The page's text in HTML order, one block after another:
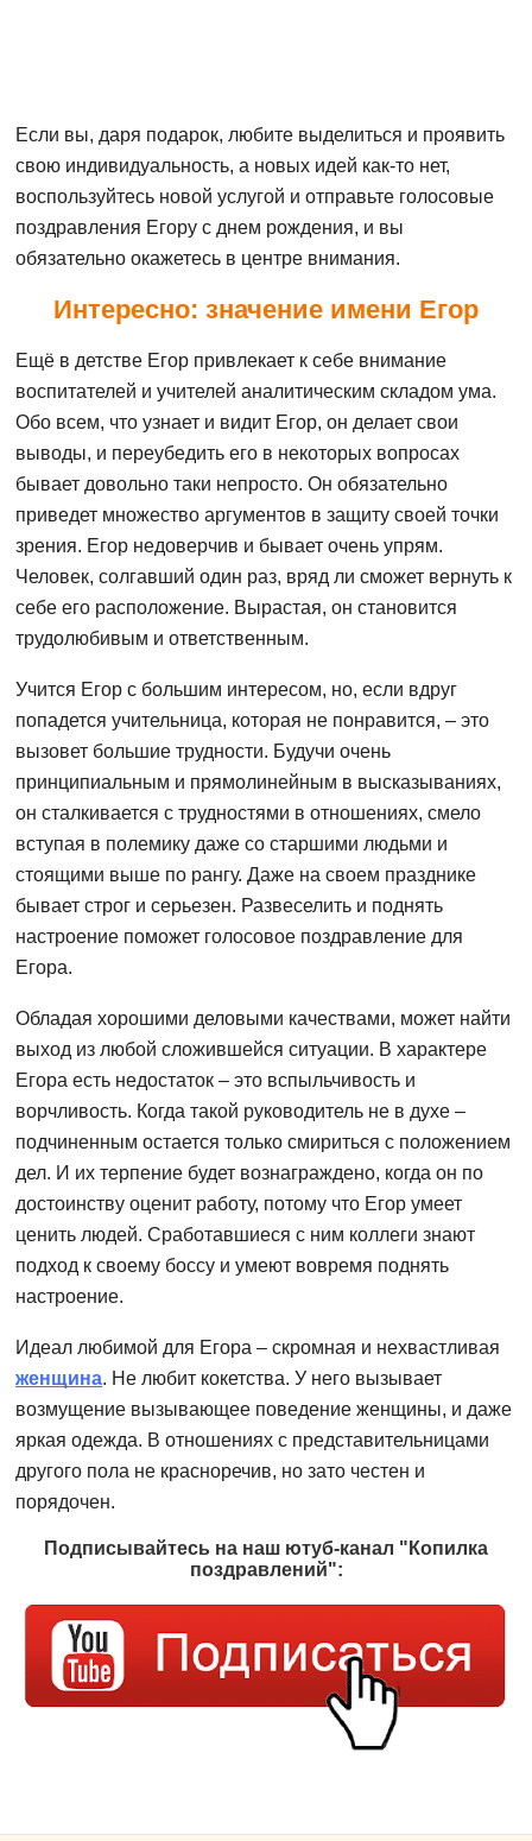
Если вы, даря подарок, любите выделиться и проявить
свою индивидуальность, а новых идей как-то нет,
воспользуйтесь новой услугой и отправьте голосовые
поздравления Егору с днем рождения, и вы
обязательно окажетесь в центре внимания.
Интересно: значение имени Егор
Ещё в детстве Егор привлекает к себе внимание
воспитателей и учителей аналитическим складом ума.
Обо всем, что узнает и видит Егор, он делает свои
выводы, и переубедить его в некоторых вопросах
бывает довольно таки непросто. Он обязательно
приведет множество аргументов в защиту своей точки
зрения. Егор недоверчив и бывает очень упрям.
Человек, солгавший один раз, вряд ли сможет вернуть к
себе его расположение. Вырастая, он становится
трудолюбивым и ответственным.
Учится Егор с большим интересом, но, если вдруг
попадется учительница, которая не понравится, – это
вызовет большие трудности. Будучи очень
принципиальным и прямолинейным в высказываниях,
он сталкивается с трудностями в отношениях, смело
вступая в полемику даже со старшими людьми и
стоящими выше по рангу. Даже на своем празднике
бывает строг и серьезен. Развеселить и поднять
настроение поможет голосовое поздравление для
Егора.
Обладая хорошими деловыми качествами, может найти
выход из любой сложившейся ситуации. В характере
Егора есть недостаток – это вспыльчивость и
ворчливость. Когда такой руководитель не в духе –
подчиненным остается только смириться с положением
дел. И их терпение будет вознаграждено, когда он по
достоинству оценит работу, потому что Егор умеет
ценить людей. Сработавшиеся с ним коллеги знают
подход к своему боссу и умеют вовремя поднять
настроение.
Идеал любимой для Егора – скромная и нехвастливая
женщина. Не любит кокетства. У него вызывает
возмущение вызывающее поведение женщины, и даже
яркая одежда. В отношениях с представительницами
другого пола не красноречив, но зато честен и
порядочен.
Подписывайтесь на наш ютуб-канал "Копилка
поздравлений":